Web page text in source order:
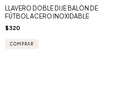
LLAVERO DOBLE DIJE BALÓN DE
FÚTBOL ACERO INOXIDABLE
$320